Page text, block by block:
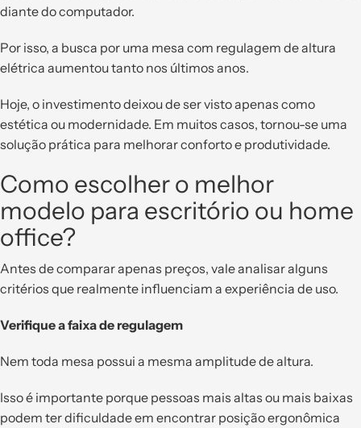
diante do computador.
Por isso, a busca por uma mesa com regulagem de altura
elétrica aumentou tanto nos últimos anos.
Hoje, o investimento deixou de ser visto apenas como
estética ou modernidade. Em muitos casos, tornou-se uma
solução prática para melhorar conforto e produtividade.
Como escolher o melhor
modelo para escritório ou home
office?
Antes de comparar apenas preços, vale analisar alguns
critérios que realmente influenciam a experiência de uso.
Verifique a faixa de regulagem
Nem toda mesa possui a mesma amplitude de altura.
Isso é importante porque pessoas mais altas ou mais baixas
podem ter dificuldade em encontrar posição ergonômica